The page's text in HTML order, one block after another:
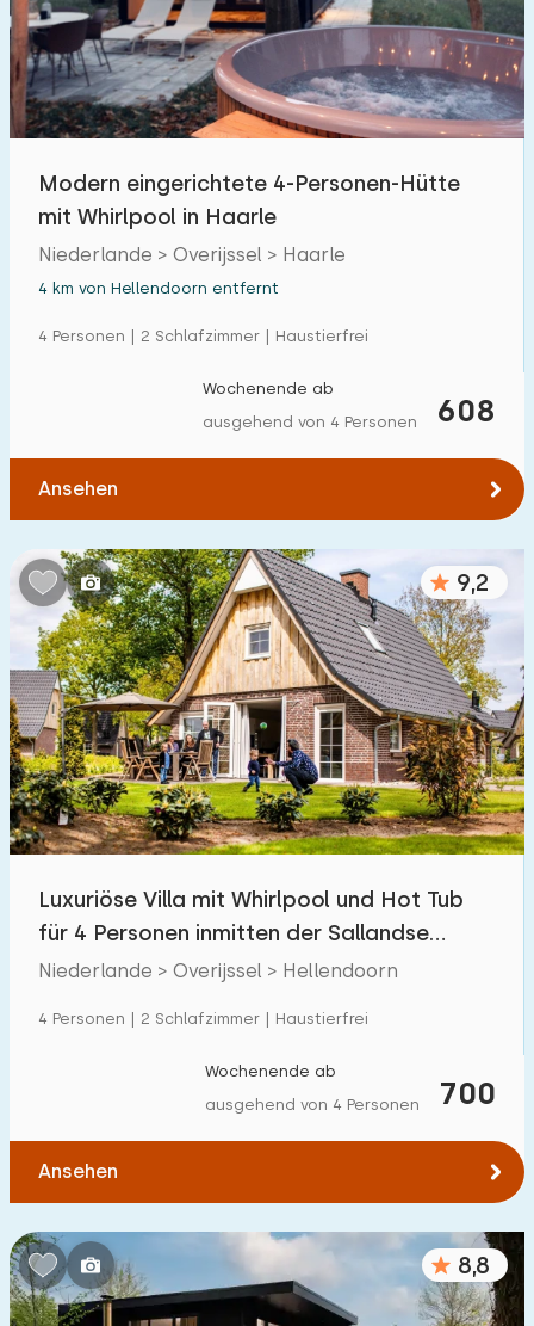
Schwimmbad 20
Eingezäunter Garten
Haustierfrei 20
Ladestation Auto
Budget
€ 0 — € 1000+
Mindestanzahl
Schlafzimmern:
1 2 3 4 5
Badezimmer:
1 2 3 4 5
Entfernungen
1 20 30
Zum Meer :
1 2
Modern eingerichtete 4-Personen-Hütte
mit Whirlpool in Haarle
Niederlande > Overijssel > Haarle
4 km von Hellendoorn entfernt
4 Personen | 2 Schlafzimmer | Haustierfrei
608
Wochenende ab
ausgehend von 4 Personen
Ansehen
9,2
Luxuriöse Villa mit Whirlpool und Hot Tub
für 4 Personen inmitten der Sallandse
Heuvelrug
Niederlande > Overijssel > Hellendoorn
4 Personen | 2 Schlafzimmer | Haustierfrei
700
Wochenende ab
ausgehend von 4 Personen
Ansehen
8,8